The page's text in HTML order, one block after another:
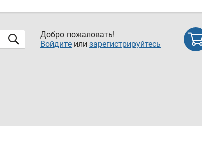
Добро пожаловать!
Войдите или зарегистрируйтесь